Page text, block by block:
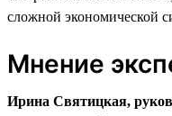
сложной экономической
Мнение
Ирина Святицкая,